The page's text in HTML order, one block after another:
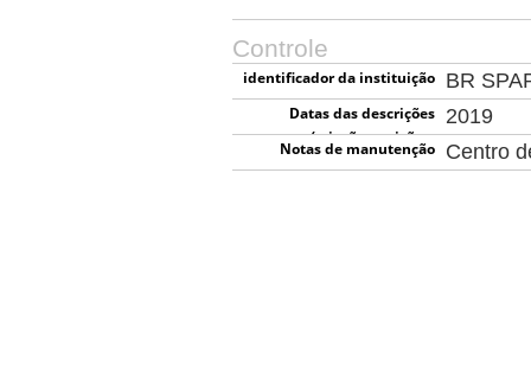
Controle
identificador da instituição BR
Datas das descrições
(criação, revisão e
eliminação)
2019
Notas de manutenção Centro